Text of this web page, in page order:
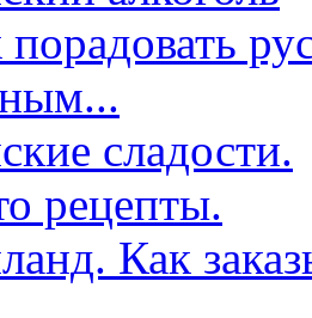
порадовать
сладости.
рецепты.
Как